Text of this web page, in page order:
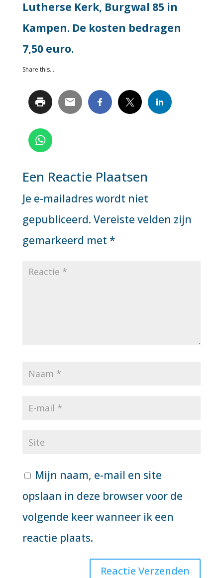
Lutherse Kerk, Burgwal 85 in
Kampen. De kosten bedragen
7,50 euro.
Share this...
Een Reactie Plaatsen
Je e-mailadres wordt niet
gepubliceerd. Vereiste velden zijn
gemarkeerd met *
Mijn naam, e-mail en site
opslaan in deze browser voor de
volgende keer wanneer ik een
reactie plaats.